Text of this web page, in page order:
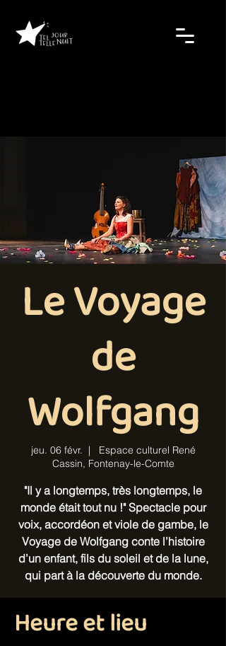
Le Voyage
de
Wolfgang
jeu. 06 févr.
  |
Espace culturel René
Cassin, Fontenay-le-Comte
"Il y a longtemps, très longtemps, le
monde était tout nu !" Spectacle pour
voix, accordéon et viole de gambe, le
Voyage de Wolfgang conte l’histoire
d’un enfant, fils du soleil et de la lune,
qui part à la découverte du monde.
Heure et lieu